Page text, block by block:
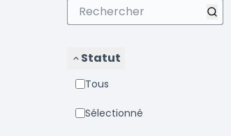
Statut
Tous
Sélectionné